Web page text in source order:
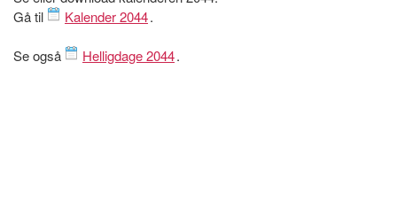
Gå til
Kalender 2044.
Se også Helligdage 2044.